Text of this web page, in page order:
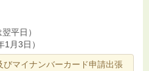
平日）
月3日）
マイナンバーカード申請出張